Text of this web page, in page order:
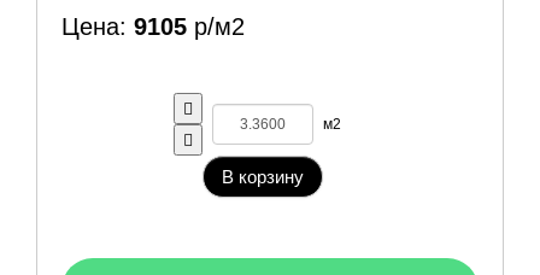
Цена: 9105 р/м2
м2
В корзину